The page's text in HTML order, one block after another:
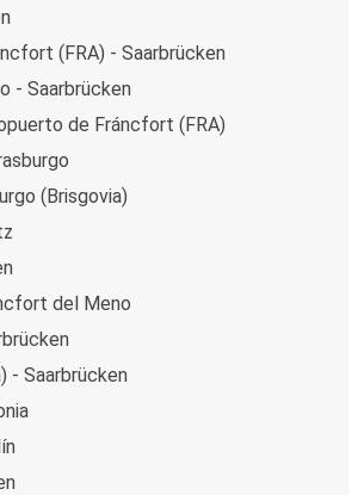
(FRA) - Saarbrücken
- Saarbrücken
de Fráncfort (FRA)
(Brisgovia)
del Meno
- Saarbrücken